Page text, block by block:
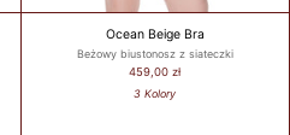
Ocean Beige Bra
Beżowy biustonosz z siateczki
459,00 zł
3 Kolory